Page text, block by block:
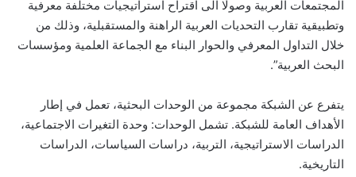
المجتمعات العربية وصولًا الى اقتراح استراتيجيات مختلفة معرفية
وتطبيقية تقارب التحديات العربية الراهنة والمستقبلية، وذلك من
خلال التداول المعرفي والحوار البناء مع الجماعة العلمية ومؤسسات
البحث العربية”.
يتفرع عن الشبكة مجموعة من الوحدات البحثية، تعمل في إطار
الأهداف العامة للشبكة. تشمل الوحدات: وحدة التغيرات الاجتماعية،
الدراسات الاستراتيجية، التربية، دراسات السياسات، الدراسات
التاريخية.